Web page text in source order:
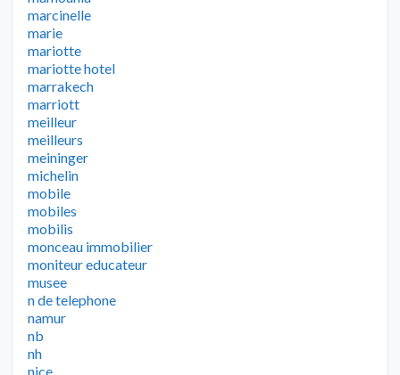
marcinelle
marie
mariotte
mariotte hotel
marrakech
marriott
meilleur
meilleurs
meininger
michelin
mobile
mobiles
mobilis
monceau immobilier
moniteur educateur
musee
n de telephone
namur
nb
nh
nice